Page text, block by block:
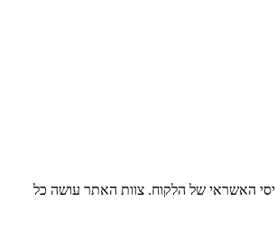
כרטיסי האשראי של הלקוח. צוות האתר עושה כל